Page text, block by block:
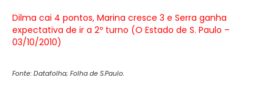
Dilma cai 4 pontos, Marina cresce 3 e Serra ganha
expectativa de ir a 2º turno (O Estado de S. Paulo –
03/10/2010)
Fonte: Datafolha; Folha de S.Paulo.